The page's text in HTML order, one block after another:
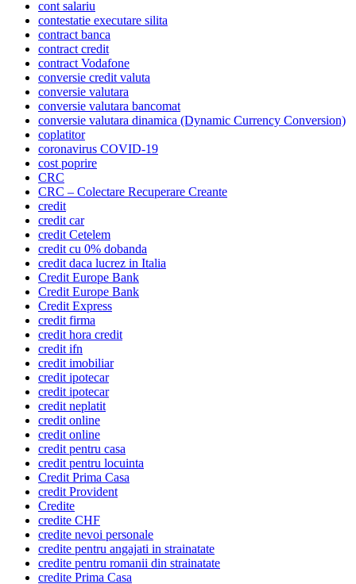
cont salariu
contestatie executare silita
contract banca
contract credit
contract Vodafone
conversie credit valuta
conversie valutara
conversie valutara bancomat
conversie valutara dinamica (Dynamic Currency Conversion)
coplatitor
coronavirus COVID-19
cost poprire
CRC
CRC – Colectare Recuperare Creante
credit
credit car
credit Cetelem
credit cu 0% dobanda
credit daca lucrez in Italia
Credit Europe Bank
Credit Europe Bank
Credit Express
credit firma
credit hora credit
credit ifn
credit imobiliar
credit ipotecar
credit ipotecar
credit neplatit
credit online
credit online
credit pentru casa
credit pentru locuinta
Credit Prima Casa
credit Provident
Credite
credite CHF
credite nevoi personale
credite pentru angajati in strainatate
credite pentru romanii din strainatate
credite Prima Casa